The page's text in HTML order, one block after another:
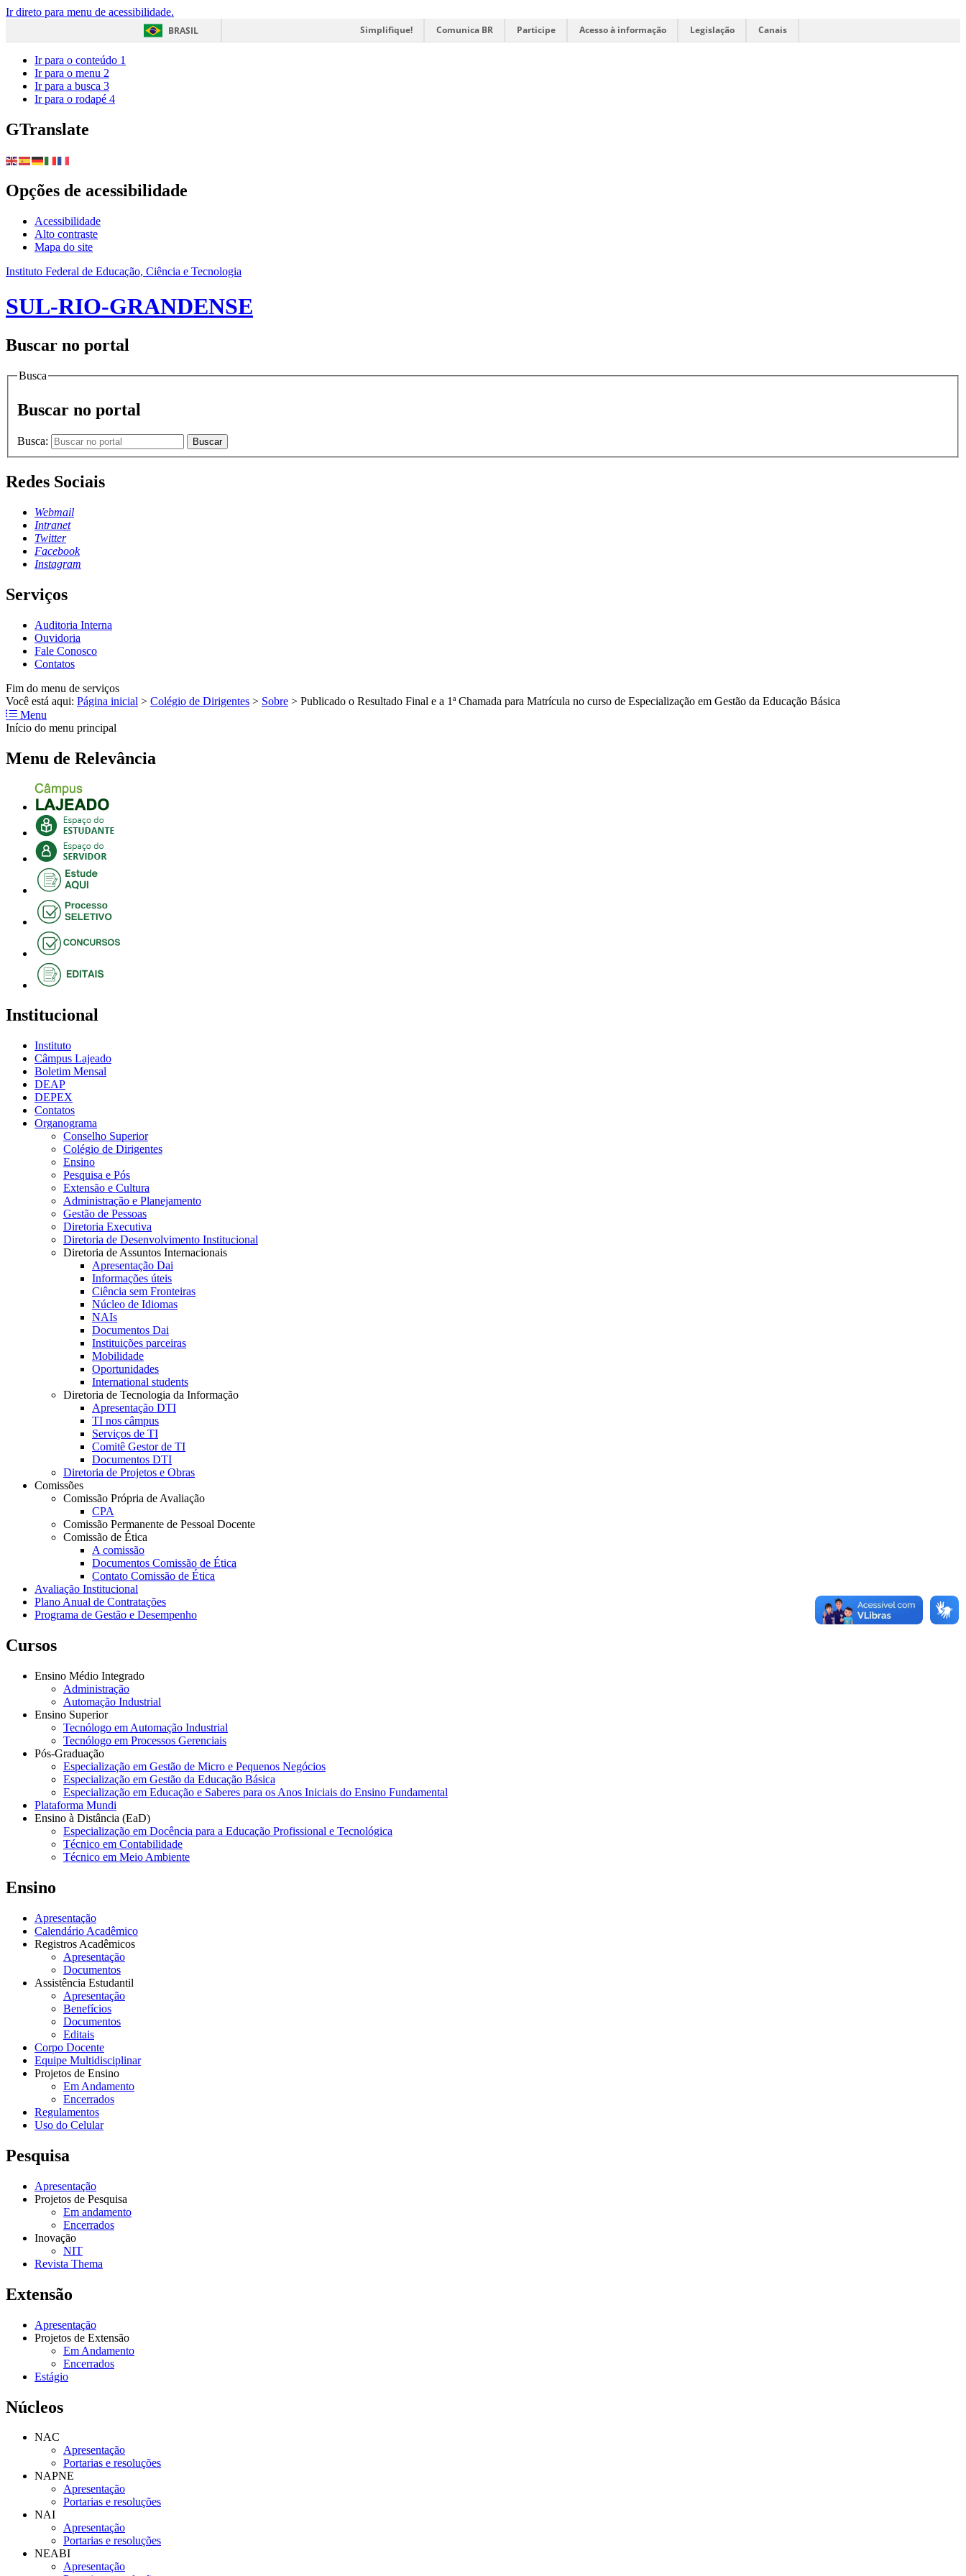
Ir direto para menu de acessibilidade.
BRASIL
Simplifique! Comunica BR Participe Acesso à informação Legislação Canais
Ir para o conteúdo 1
Ir para o menu 2
Ir para a busca 3
Ir para o rodapé 4
GTranslate
Opções de acessibilidade
Acessibilidade
Alto contraste
Mapa do site
Instituto Federal de Educação, Ciência e Tecnologia
SUL-RIO-GRANDENSE
Buscar no portal
Busca
Buscar no portal
Busca: Buscar
Redes Sociais
Webmail
Intranet
Twitter
Facebook
Instagram
Serviços
Auditoria Interna
Ouvidoria
Fale Conosco
Contatos
Fim do menu de serviços
Você está aqui: Página inicial > Colégio de Dirigentes > Sobre > Publicado o Resultado Final e a 1ª Chamada para Matrícula no curso de Especialização em Gestão da Educação Básica
Menu
Início do menu principal
Menu de Relevância
Institucional
Instituto
Câmpus Lajeado
Boletim Mensal
DEAP
DEPEX
Contatos
Organograma
Conselho Superior
Colégio de Dirigentes
Ensino
Pesquisa e Pós
Extensão e Cultura
Administração e Planejamento
Gestão de Pessoas
Diretoria Executiva
Diretoria de Desenvolvimento Institucional
Diretoria de Assuntos Internacionais
Apresentação Dai
Informações úteis
Ciência sem Fronteiras
Núcleo de Idiomas
NAIs
Documentos Dai
Instituições parceiras
Mobilidade
Oportunidades
International students
Diretoria de Tecnologia da Informação
Apresentação DTI
TI nos câmpus
Serviços de TI
Comitê Gestor de TI
Documentos DTI
Diretoria de Projetos e Obras
Comissões
Comissão Própria de Avaliação
CPA
Comissão Permanente de Pessoal Docente
Comissão de Ética
A comissão
Documentos Comissão de Ética
Contato Comissão de Ética
Avaliação Institucional
Plano Anual de Contratações
Programa de Gestão e Desempenho
Cursos
Ensino Médio Integrado
Administração
Automação Industrial
Ensino Superior
Tecnólogo em Automação Industrial
Tecnólogo em Processos Gerenciais
Pós-Graduação
Especialização em Gestão de Micro e Pequenos Negócios
Especialização em Gestão da Educação Básica
Especialização em Educação e Saberes para os Anos Iniciais do Ensino Fundamental
Plataforma Mundi
Ensino à Distância (EaD)
Especialização em Docência para a Educação Profissional e Tecnológica
Técnico em Contabilidade
Técnico em Meio Ambiente
Ensino
Apresentação
Calendário Acadêmico
Registros Acadêmicos
Apresentação
Documentos
Assistência Estudantil
Apresentação
Benefícios
Documentos
Editais
Corpo Docente
Equipe Multidisciplinar
Projetos de Ensino
Em Andamento
Encerrados
Regulamentos
Uso do Celular
Pesquisa
Apresentação
Projetos de Pesquisa
Em andamento
Encerrados
Inovação
NIT
Revista Thema
Extensão
Apresentação
Projetos de Extensão
Em Andamento
Encerrados
Estágio
Núcleos
NAC
Apresentação
Portarias e resoluções
NAPNE
Apresentação
Portarias e resoluções
NAI
Apresentação
Portarias e resoluções
NEABI
Apresentação